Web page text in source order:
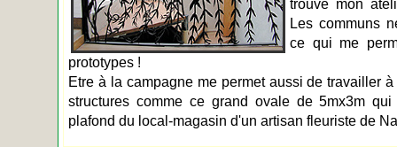
trouve mon
Les communs
ce qui me
prototypes !
Etre à la campagne me permet aussi de travailler
structures comme ce grand ovale de 5mx3m
plafond du local-magasin d'un artisan fleuriste de